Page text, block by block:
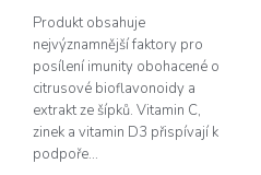
Produkt obsahuje
nejvýznamnější faktory pro
posílení imunity obohacené o
citrusové bioflavonoidy a
extrakt ze šípků. Vitamin C,
zinek a vitamin D3 přispívají k
podpoře...